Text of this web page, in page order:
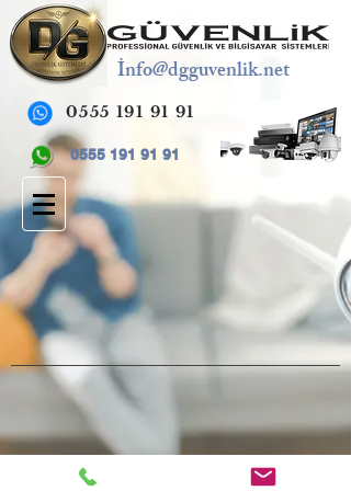
İnfo@dgguvenlik.net
0555 191 91 91
0555 191 91 91